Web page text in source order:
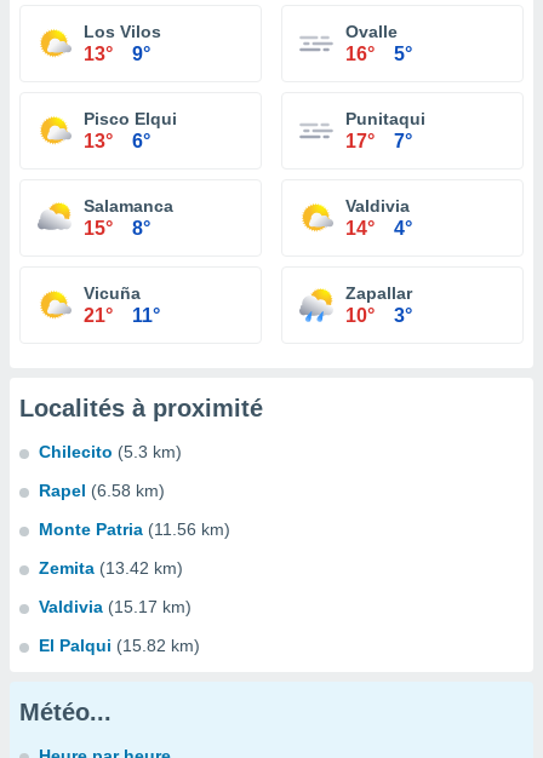
Los Vilos
13° 9°
Ovalle
16° 5°
Pisco Elqui
13° 6°
Punitaqui
17° 7°
Salamanca
15° 8°
Valdivia
14° 4°
Vicuña
21° 11°
Zapallar
10° 3°
Localités à proximité
Chilecito (5.3 km)
Rapel (6.58 km)
Monte Patria (11.56 km)
Zemita (13.42 km)
Valdivia (15.17 km)
El Palqui (15.82 km)
Météo...